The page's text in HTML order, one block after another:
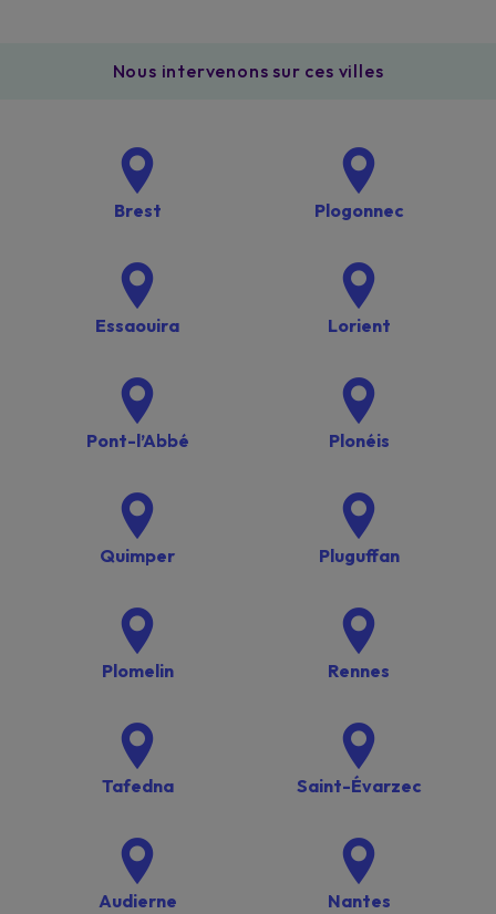
Nous intervenons sur ces villes
Brest Plogonnec
Essaouira Lorient
Pont-l’Abbé Plonéis
Quimper Pluguffan
Plomelin Rennes
Tafedna Saint-Évarzec
Audierne Nantes